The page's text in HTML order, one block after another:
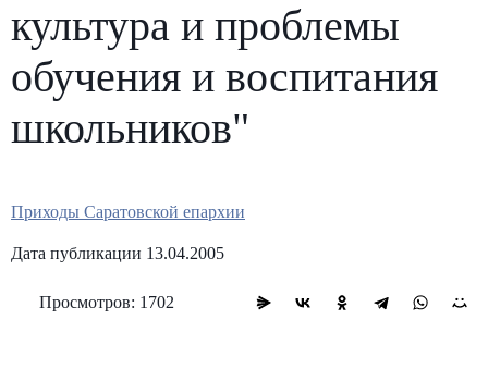
культура и проблемы
обучения и воспитания
школьников"
Приходы Саратовской епархии
Дата публикации 13.04.2005
Просмотров: 1702